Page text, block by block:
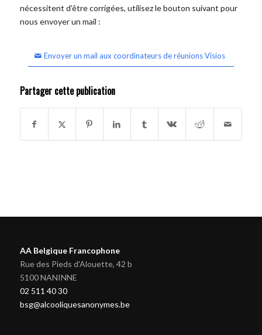
nécessitent d'être corrigées, utilisez le bouton suivant pour
nous envoyer un mail :
Envoyer un mail aux coordinateurs de réunions Visios
Partager cette publication
AA Belgique Francophone
Rue des Pieds d'Alouette, 42 b
5100 NANINNE
02 511 40 30
bsg@alcooliquesanonymes.be